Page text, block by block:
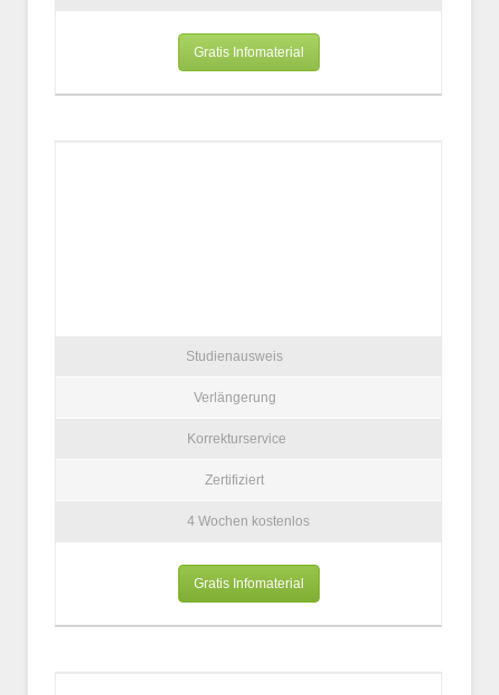
Gratis Infomaterial
Studienausweis
Verlängerung
Korrekturservice
Zertifiziert
4 Wochen kostenlos
Gratis Infomaterial